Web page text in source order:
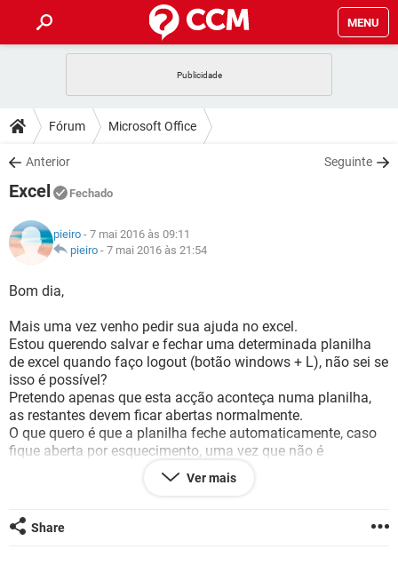
MENU
CELULAR
OUTLOOK
INSTAGRAM
GUIA DE COMPRAS
DICAS
JOGOS
INSTAGRAM
DOWNLOADS
JOGOS
CELULAR
OUTLOOK
INSTAGRAM
JOGOS
OUTLOOK
INSTAGRAM GMAIL
GUIA DE COMPRAS
GLOSSÁRIO
JOGOS
OUTLOOK EXCEL
INSTAGRAM
GUIA DE COMPRAS
Fórum Microsoft Office
Anterior Seguinte
Excel Fechado
pieiro - 7 mai 2016 às 09:11
pieiro - 7 mai 2016 às 21:54
Bom dia,
Mais uma vez venho pedir sua ajuda no excel.
Estou querendo salvar e fechar uma determinada planilha
de excel quando faço logout (botão windows + L), não sei se
isso é possível?
Pretendo apenas que esta acção aconteça numa planilha,
as restantes devem ficar abertas normalmente.
O que quero é que a planilha feche automaticamente, caso
fique aberta por esquecimento, uma vez que não é
partilhada e se ficar aberta num utilizador, os outros
utilizadores da planilha já não conseguem aceder à mesma.
Ver mais
Share